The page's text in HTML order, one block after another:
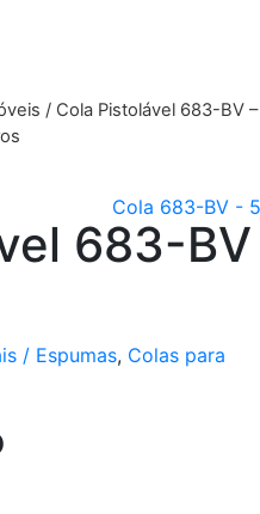
/ Cola Pistolável 683-BV –
683-BV
/ Espumas, Colas para